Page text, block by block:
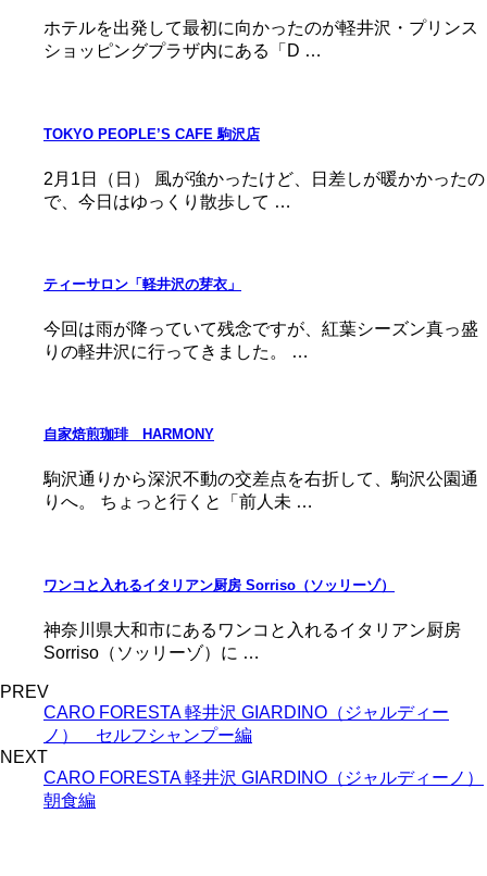
ホテルを出発して最初に向かったのが軽井沢・プリンス
ショッピングプラザ内にある「D …
TOKYO PEOPLE’S CAFE 駒沢店
2月1日（日） 風が強かったけど、日差しが暖かかったの
で、今日はゆっくり散歩して …
ティーサロン「軽井沢の芽衣」
今回は雨が降っていて残念ですが、紅葉シーズン真っ盛
りの軽井沢に行ってきました。 …
自家焙煎珈琲 HARMONY
駒沢通りから深沢不動の交差点を右折して、駒沢公園通
りへ。 ちょっと行くと「前人未 …
ワンコと入れるイタリアン厨房 Sorriso（ソッリーゾ）
神奈川県大和市にあるワンコと入れるイタリアン厨房
Sorriso（ソッリーゾ）に …
PREV
CARO FORESTA 軽井沢 GIARDINO（ジャルディー
ノ） セルフシャンプー編
NEXT
CARO FORESTA 軽井沢 GIARDINO（ジャルディーノ）
朝食編